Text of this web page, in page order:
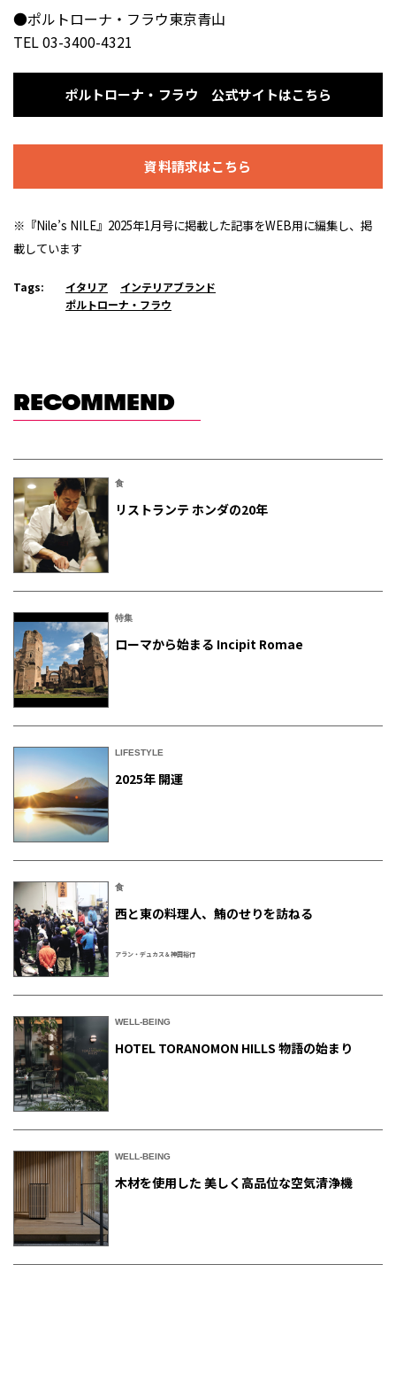
●ポルトローナ・フラウ東京⻘⼭
TEL 03-3400-4321
ポルトローナ・フラウ 公式サイトはこちら
資料請求はこちら
※『Nile’s NILE』2025年1月号に掲載した記事をWEB用に編集し、掲
載しています
Tags: イタリア
インテリアブランド
ポルトローナ・フラウ
RECOMMEND
食
リストランテ ホンダの20年
特集
ローマから始まる Incipit Romae
LIFESTYLE
2025年 開運
食
西と東の料理人、鮪のせりを訪ねる
アラン・デュカス＆神田裕行
WELL-BEING
HOTEL TORANOMON HILLS 物語の始まり
WELL-BEING
木材を使用した 美しく高品位な空気清浄機